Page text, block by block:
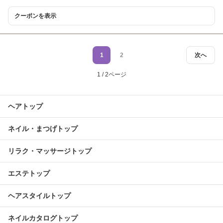
クーポンを表示
次へ
1 2
1 / 2ページ
ヘアトップ
ネイル・まつげトップ
リラク・マッサージトップ
エステトップ
ヘアスタイルトップ
ネイルカタログトップ